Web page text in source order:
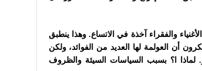
والفقراء آخذة في الاتساع. وهذا ينطبق
أن العولمة لها العديد من الفوائد، ولكن
ا؟ بسبب السياسات السيئة والظروف